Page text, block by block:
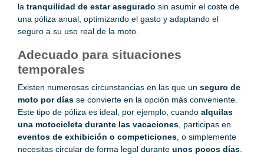
la tranquilidad de estar asegurado sin asumir el coste de
una póliza anual, optimizando el gasto y adaptando el
seguro a su uso real de la moto.
Adecuado para situaciones
temporales
Existen numerosas circunstancias en las que un seguro de
moto por días se convierte en la opción más conveniente.
Este tipo de póliza es ideal, por ejemplo, cuando alquilas
una motocicleta durante las vacaciones , participas en
eventos de exhibición o competiciones , o simplemente
necesitas circular de forma legal durante unos pocos días